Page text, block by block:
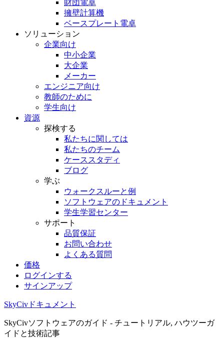
財団電卓
擁壁計算機
ベースプレート電卓
ソリューション
企業向け
中小企業
大企業
メーカー
エンジニア向け
教師のために
学生向け
資源
探検する
私たちに関しては
私たちのチーム
ケーススタディ
ブログ
学ぶ
ウォークスルーと例
ソフトウェアのドキュメント
学生学習センター
サポート
品質保証
お問い合わせ
よくある質問
価格
ログインする
サインアップ
SkyCivドキュメント
SkyCivソフトウェアのガイド - チュートリアル, ハウツーガ
イドと技術記事